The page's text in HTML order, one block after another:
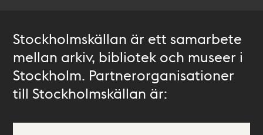
Stockholmskällan är ett samarbete
mellan arkiv, bibliotek och museer i
Stockholm. Partnerorganisationer
till Stockholmskällan är: